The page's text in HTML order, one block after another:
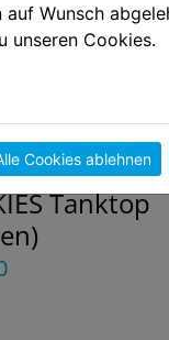
Tanktop
Wunsch
unseren Cookies.
Cookies ablehnen